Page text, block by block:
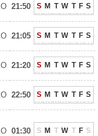
21:50 S M T W T F S
21:05 S M T W T F S
21:20 S M T W T F S
22:50 S M T W T F S
01:30 S M T W T F S